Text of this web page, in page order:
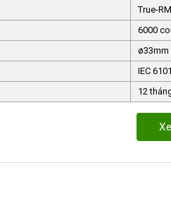
True-
6000
ø33mm
IEC
12